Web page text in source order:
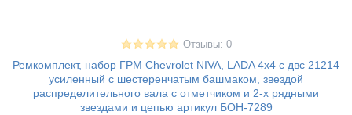
Отзывы: 0
Ремкомплект, набор ГРМ Chevrolet NIVA, LADA 4х4 с двс 21214
усиленный с шестеренчатым башмаком, звездой
распределительного вала с отметчиком и 2-х рядными
звездами и цепью артикул БОН-7289